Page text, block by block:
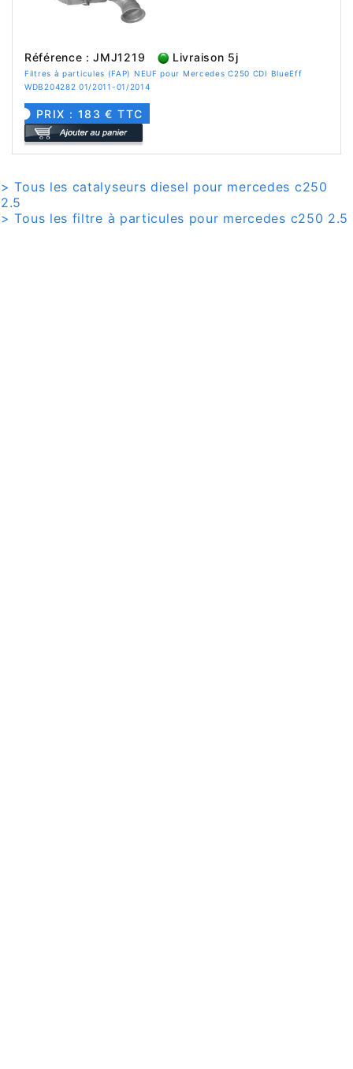
Référence : JMJ1219 Livraison 5j
Filtres à particules (FAP) NEUF pour Mercedes C250 CDI BlueEff
WDB204282 01/2011-01/2014
PRIX : 183 € TTC
> Tous les catalyseurs diesel pour mercedes c250
2.5
> Tous les filtre à particules pour mercedes c250 2.5